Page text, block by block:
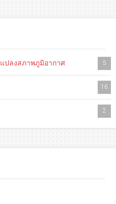
ปลงสภาพภูมิอากาศ 5
16
2